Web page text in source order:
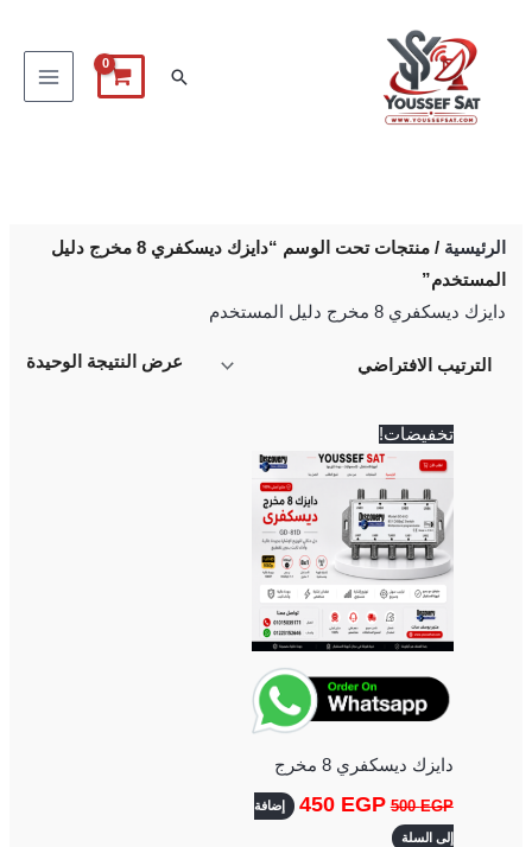
البحث
الرئيسية
/ منتجات تحت الوسم “دايزك ديسكفري 8 مخرج دليل
المستخدم”
دايزك ديسكفري 8 مخرج دليل المستخدم
عرض النتيجة الوحيدة
تخفيضات!
دايزك ديسكفري 8 مخرج
500EGP
السعر
الأصلي
هو:
500 EGP.
450 EGP
هو:
450 EGP.
إضافة
إلى السلة